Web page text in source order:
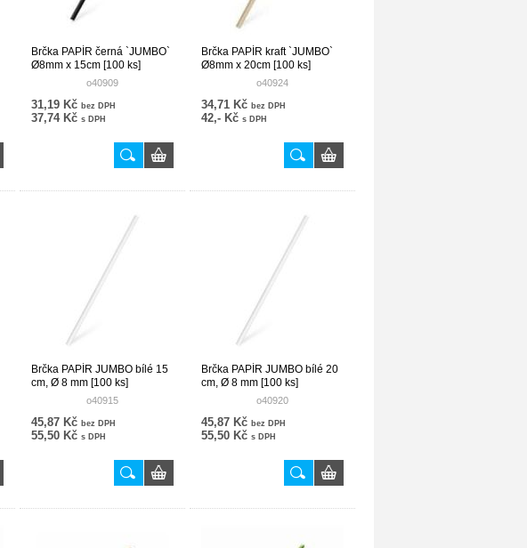
Brčka PAPÍR černá `JUMBO`
Ø8mm x 15cm [100 ks]
o40909
31,19 Kč bez DPH
37,74 Kč s DPH
Brčka PAPÍR kraft `JUMBO`
Ø8mm x 20cm [100 ks]
o40924
34,71 Kč bez DPH
42,- Kč s DPH
Brčka PAPÍR JUMBO bílé 15
cm, Ø 8 mm [100 ks]
o40915
45,87 Kč bez DPH
55,50 Kč s DPH
Brčka PAPÍR JUMBO bílé 20
cm, Ø 8 mm [100 ks]
o40920
45,87 Kč bez DPH
55,50 Kč s DPH